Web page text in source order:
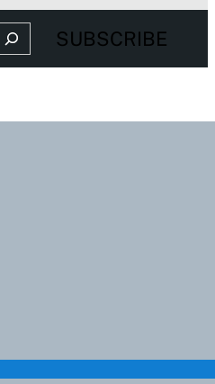
Search SUBSCRIBE